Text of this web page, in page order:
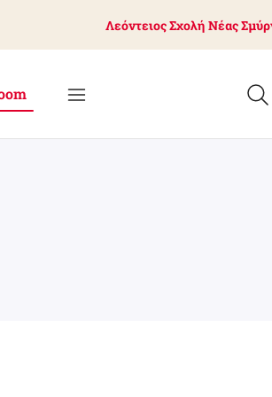
Λεόντειος Σχολή Νέας